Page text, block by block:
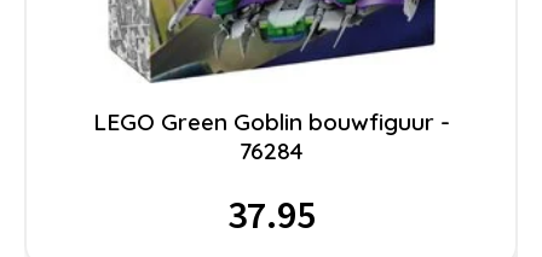
LEGO Green Goblin bouwfiguur -
76284
37.95